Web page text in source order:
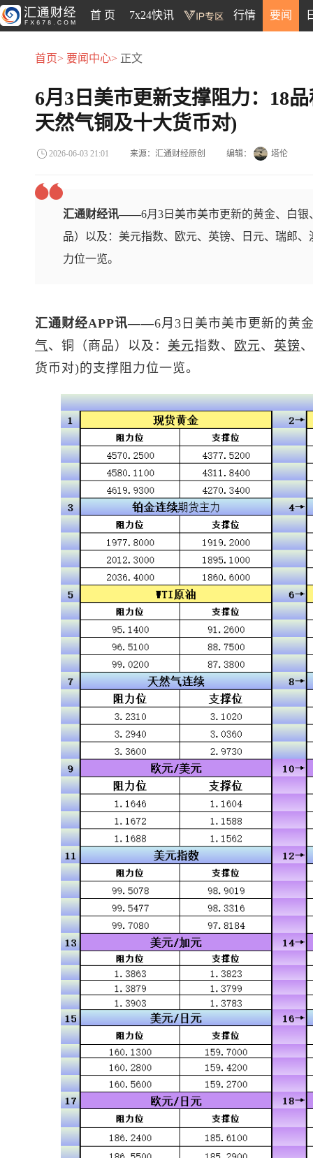
首 页 7x24快讯 行情 要闻
首页> 要闻中心> 正文
6月3日美市更新支撑阻力：18
天然气铜及十大货币对)
2026-06-03 21:01 来源：汇通财经原创 编辑： 塔伦
汇通财经讯——6月3日美市美市更新的黄金、白
品）以及：美元指数、欧元、英镑、日元、瑞郎
力位一览。
汇通财经APP讯——6月3日美市美市更新的黄
气、铜（商品）以及： 美元指数、 欧元、 英镑、
货币对)的支撑阻力位一览。